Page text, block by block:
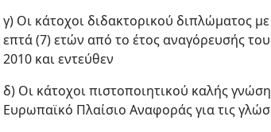
γ) Οι κάτοχοι διδακτορικού διπλώματος
επτά (7) ετών από το έτος αναγόρευσής
2010 και εντεύθεν
δ) Οι κάτοχοι πιστοποιητικού καλής
Ευρωπαϊκό Πλαίσιο Αναφοράς για τις